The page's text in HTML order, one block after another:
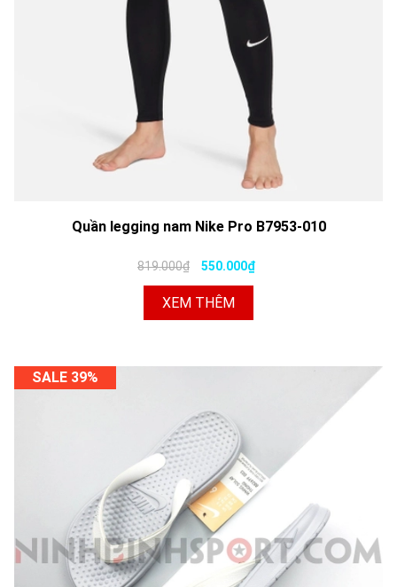
Quần legging nam Nike Pro B7953-010
819.000₫ 550.000₫
XEM THÊM
SALE 39%